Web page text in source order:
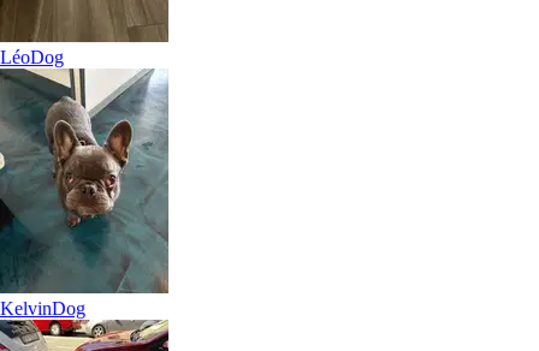
Kitty
Cat
LéoDog
KelvinDog